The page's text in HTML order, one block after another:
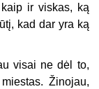
ir viskas, ką
kad dar yra ką
visai ne dėl to,
Žinojau,